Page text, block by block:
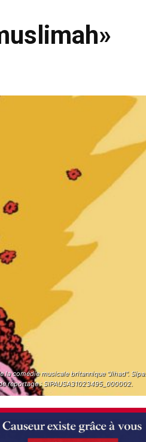
la comédie musicale britannique "Jihad". Sipa.
reportage : SIPAUSA31023495_000002.